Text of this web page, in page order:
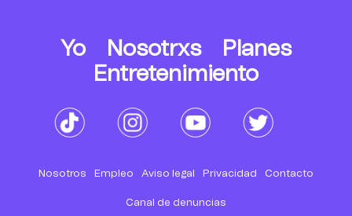
Yo Nosotrxs
Planes
Entretenimiento
Nosotros Empleo Aviso legal Privacidad Contacto
Canal de denuncias